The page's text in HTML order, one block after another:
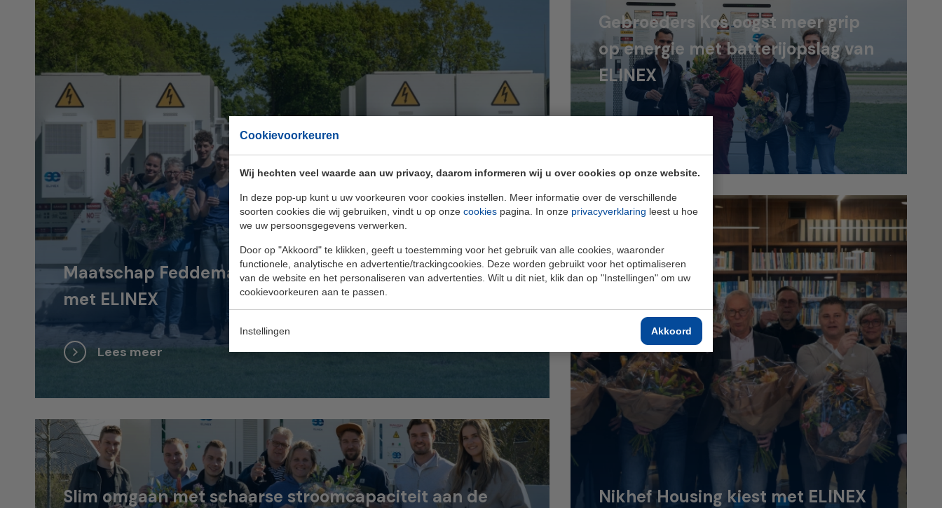
Cookievoorkeuren
Wij hechten veel waarde aan uw privacy, daarom informeren wij u over cookies op onze website.
In deze pop-up kunt u uw voorkeuren voor cookies instellen. Meer informatie over de verschillende
soorten cookies die wij gebruiken, vindt u op onze cookies pagina. In onze privacyverklaring leest u hoe
we uw persoonsgegevens verwerken.
Door op "Akkoord" te klikken, geeft u toestemming voor het gebruik van alle cookies, waaronder
functionele, analytische en advertentie/trackingcookies. Deze worden gebruikt voor het optimaliseren
van de website en het personaliseren van advertenties. Wilt u dit niet, klik dan op "Instellingen" om uw
cookievoorkeuren aan te passen.
Instellingen Akkoord
Maatschap Feddema kiest voor eigen regie op energie
met ELINEX
Lees meer
Gebroeders Kos oogst meer grip
op energie met batterijopslag van
ELINEX
Slim omgaan met schaarse stroomcapaciteit aan de
Nikhef Housing kiest met ELINEX